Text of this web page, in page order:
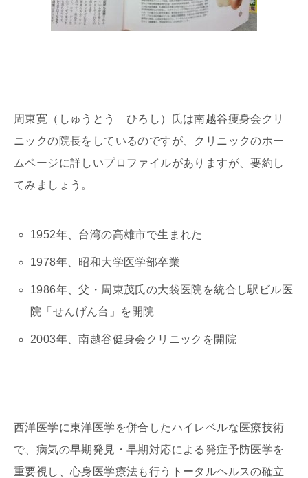
周東寛（しゅうとう ひろし）氏は南越谷痩身会クリ
ニックの院長をしているのですが、クリニックのホー
ムページに詳しいプロファイルがありますが、要約し
てみましょう。
1952年、台湾の高雄市で生まれた
1978年、昭和大学医学部卒業
1986年、父・周東茂氏の大袋医院を統合し駅ビル医
院「せんげん台」を開院
2003年、南越谷健身会クリニックを開院
西洋医学に東洋医学を併合したハイレベルな医療技術
で、病気の早期発見・早期対応による発症予防医学を
重要視し、心身医学療法も行うトータルヘルスの確立